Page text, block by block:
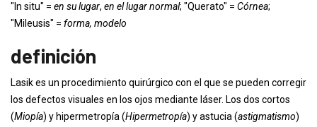
"In situ" = en su lugar, en el lugar normal; "Querato" = Córnea;
"Mileusis" = forma, modelo
definición
Lasik es un procedimiento quirúrgico con el que se pueden corregir
los defectos visuales en los ojos mediante láser. Los dos cortos
(Miopía) y hipermetropía (Hipermetropía) y astucia (astigmatismo)